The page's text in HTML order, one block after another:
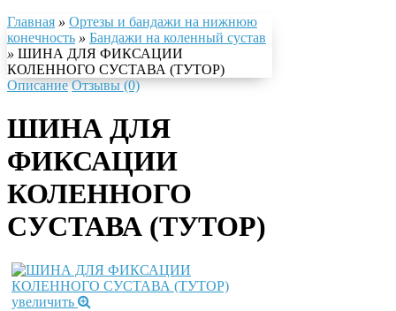
Главная » Ортезы и бандажи на нижнюю
конечность » Бандажи на коленный сустав
» ШИНА ДЛЯ ФИКСАЦИИ
КОЛЕННОГО СУСТАВА (ТУТОР)
Описание Отзывы (0)
ШИНА ДЛЯ
ФИКСАЦИИ
КОЛЕННОГО
СУСТАВА (ТУТОР)
увеличить